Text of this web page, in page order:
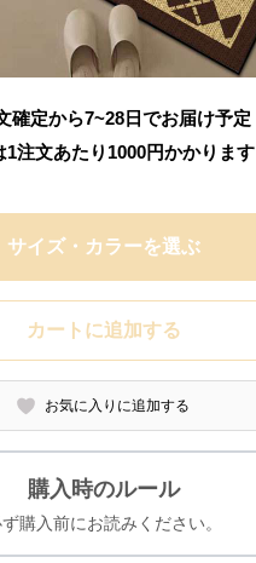
確定から7~28日でお届け予定
1注文あたり 1000円かかります
サイズ・カラーを選ぶ
カートに追加する
お気に入りに追加する
購入時のルール
購入前にお読みください。